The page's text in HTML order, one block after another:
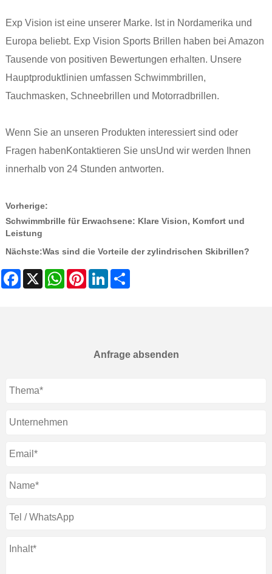
Exp Vision ist eine unserer Marke. Ist in Nordamerika und
Europa beliebt. Exp Vision Sports Brillen haben bei Amazon
Tausende von positiven Bewertungen erhalten. Unsere
Hauptproduktlinien umfassen Schwimmbrillen,
Tauchmasken, Schneebrillen und Motorradbrillen.
Wenn Sie an unseren Produkten interessiert sind oder
Fragen habenKontaktieren Sie unsUnd wir werden Ihnen
innerhalb von 24 Stunden antworten.
Vorherige:
Schwimmbrille für Erwachsene: Klare Vision, Komfort und
Leistung
Nächste:Was sind die Vorteile der zylindrischen Skibrillen?
Facebook
X WhatsAppPinterestLinkedIn
Anfrage absenden